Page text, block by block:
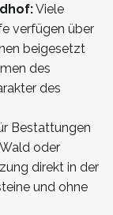
Viele
verfügen über
beigesetzt
des
des
Bestattungen
oder
direkt in der
und ohne